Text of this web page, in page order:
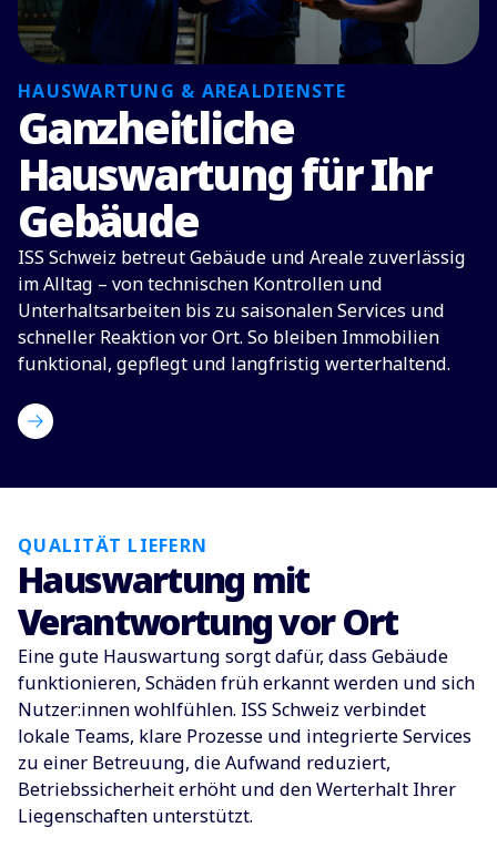
HAUSWARTUNG & AREALDIENSTE
Ganzheitliche
Hauswartung für Ihr
Gebäude
ISS Schweiz betreut Gebäude und Areale zuverlässig
im Alltag – von technischen Kontrollen und
Unterhaltsarbeiten bis zu saisonalen Services und
schneller Reaktion vor Ort. So bleiben Immobilien
funktional, gepflegt und langfristig werterhaltend.
QUALITÄT LIEFERN
Hauswartung mit
Verantwortung vor Ort
Eine gute Hauswartung sorgt dafür, dass Gebäude
funktionieren, Schäden früh erkannt werden und sich
Nutzer:innen wohlfühlen. ISS Schweiz verbindet
lokale Teams, klare Prozesse und integrierte Services
zu einer Betreuung, die Aufwand reduziert,
Betriebssicherheit erhöht und den Werterhalt Ihrer
Liegenschaften unterstützt.